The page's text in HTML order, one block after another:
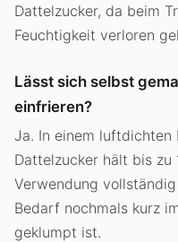
Dattelzucker, da beim
Feuchtigkeit verloren
Lässt sich selbst
einfrieren?
Ja. In einem luftdichten
Dattelzucker hält bis zu
Verwendung
Bedarf nochmals kurz
geklumpt ist.